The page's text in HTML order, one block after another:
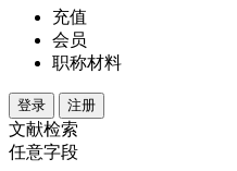
充值
会员
职称材料
登录 注册
文献检索
任意字段